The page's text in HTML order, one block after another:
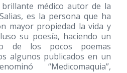
brillante médico autor de la
es la persona que ha
mayor propiedad la vida y
su poesía, haciendo un
de los pocos poemas
algunos publicados en un
“Medicomaquia”,